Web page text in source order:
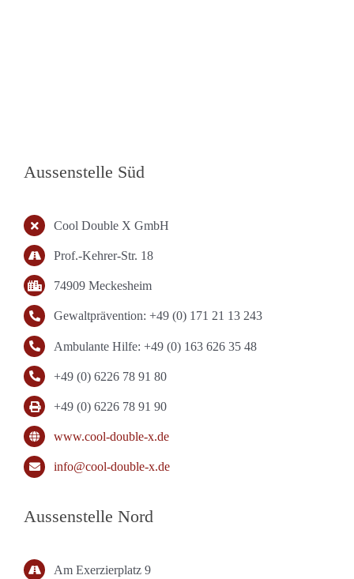
Aussenstelle Süd
Cool Double X GmbH
Prof.-Kehrer-Str. 18
74909 Meckesheim
Gewaltprävention: +49 (0) 171 21 13 243
Ambulante Hilfe: +49 (0) 163 626 35 48
+49 (0) 6226 78 91 80
+49 (0) 6226 78 91 90
www.cool-double-x.de
info@cool-double-x.de
Aussenstelle Nord
Am Exerzierplatz 9